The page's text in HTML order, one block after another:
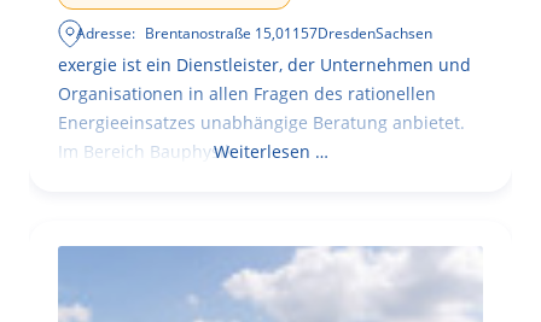
Adresse: Brentanostraße 15,01157DresdenSachsen
exergie ist ein Dienstleister, der Unternehmen und
Organisationen in allen Fragen des rationellen
Energieeinsatzes unabhängige Beratung anbietet.
Im Bereich BauphysikWeiterlesen …